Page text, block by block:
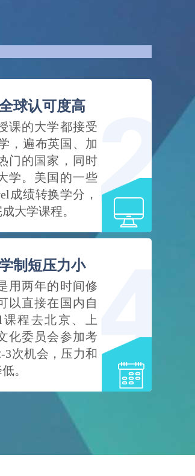
球认可度高
课的大学都接受
，遍布英国、加
门的国家，同时
学。美国的一些
成绩转换学分，
大学课程。
制短压力小
用两年的时间修
以直接在国内自
程去北京、上
化委员会参加考
3次机会，压力和
。